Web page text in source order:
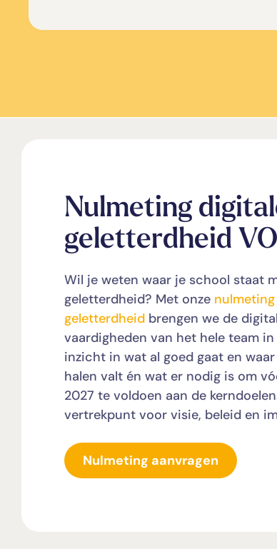
Nulmeting
geletterdheid VO
Wil je weten waar je school staat
geletterdheid? Met onze
geletterdheid brengen we de
vaardigheden van het hele team
inzicht in wat al goed gaat en
halen valt én wat er nodig is om
2027 te voldoen aan de
vertrekpunt voor visie, beleid en
Nulmeting aanvragen